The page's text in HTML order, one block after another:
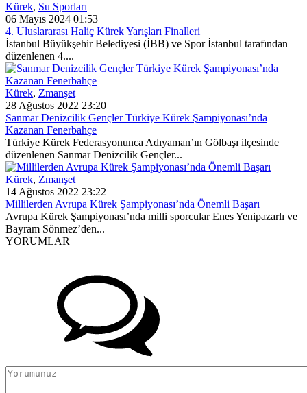
Kürek, Su Sporları
06 Mayıs 2024 01:53
4. Uluslararası Haliç Kürek Yarışları Finalleri
İstanbul Büyükşehir Belediyesi (İBB) ve Spor İstanbul tarafından
düzenlenen 4....
Kürek, Zmanşet
28 Ağustos 2022 23:20
Sanmar Denizcilik Gençler Türkiye Kürek Şampiyonası’nda
Kazanan Fenerbahçe
Türkiye Kürek Federasyonunca Adıyaman’ın Gölbaşı ilçesinde
düzenlenen Sanmar Denizcilik Gençler...
Kürek, Zmanşet
14 Ağustos 2022 23:22
Millilerden Avrupa Kürek Şampiyonası’nda Önemli Başarı
Avrupa Kürek Şampiyonası’nda milli sporcular Enes Yenipazarlı ve
Bayram Sönmez’den...
YORUMLAR